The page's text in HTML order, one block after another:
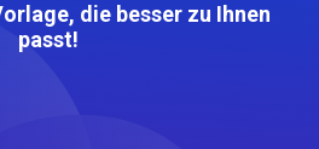
die besser zu Ihnen
passt!